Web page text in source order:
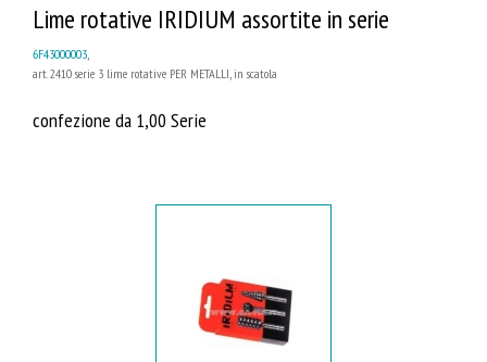
Lime rotative IRIDIUM assortite in serie
6F43000003,
art. 2410 serie 3 lime rotative PER METALLI, in scatola
confezione da 1,00 Serie